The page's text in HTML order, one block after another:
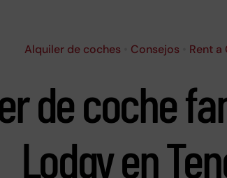
Alquiler de coches Consejos Rent a
de coche
Lodgy en